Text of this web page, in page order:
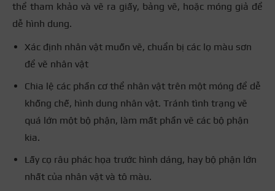
thể tham khảo và vẽ ra giấy, bảng vẽ, hoặc móng giả để
dễ hình dung.
Xác định nhân vật muốn vẽ, chuẩn bị các lọ màu sơn
để vẽ nhân vật
Chia lệ các phần cơ thể nhân vật trên một móng để dễ
khống chế, hình dung nhân vật. Tránh tình trạng vẽ
quá lớn một bộ phận, làm mất phần vẽ các bộ phận
kia.
Lấy cọ râu phác họa trước hình dáng, hay bộ phận lớn
nhất của nhân vật và tô màu.